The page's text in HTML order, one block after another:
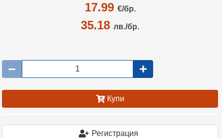
17.99 €/бр.
35.18 лв./бр.
Купи
Регистрация